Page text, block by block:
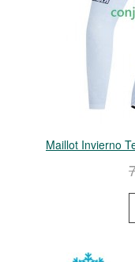
Maillot Invierno